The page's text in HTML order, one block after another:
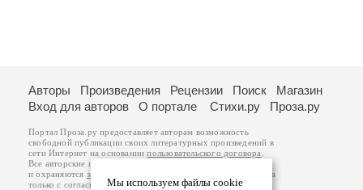
Мы используем файлы cookie
Авторы Произведения Рецензии Поиск
Магазин
Вход для авторов
О портале Стихи.ру Проза.ру
Портал Проза.ру предоставляет авторам возможность
свободной публикации своих литературных произведений в
сети Интернет на основаниипользовательского договора
Все авторские права на произведения принадлежат авторам
и охраняются законом
. Перепечатка произведений возможна
только с согласия его автора, к которому вы можете